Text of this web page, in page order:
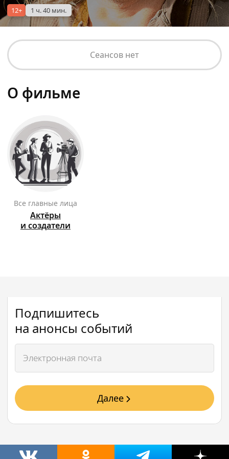
12+ 1 ч. 40 мин.
Сеансов нет
О фильме
Все главные лица
Актёры
и создатели
Подпишитесь
на анонсы событий
Далее